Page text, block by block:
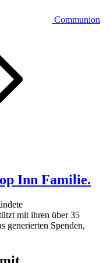
Communion
Inn Familie.
mit ihren über35
generierten Spenden,